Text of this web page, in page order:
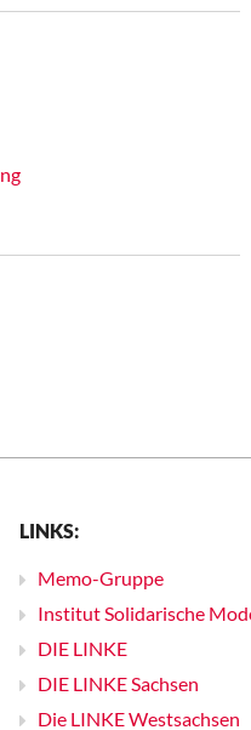
LINKS:
Memo-Gruppe
Institut Solidarische
DIE LINKE
DIE LINKE Sachsen
Die LINKE Westsachsen